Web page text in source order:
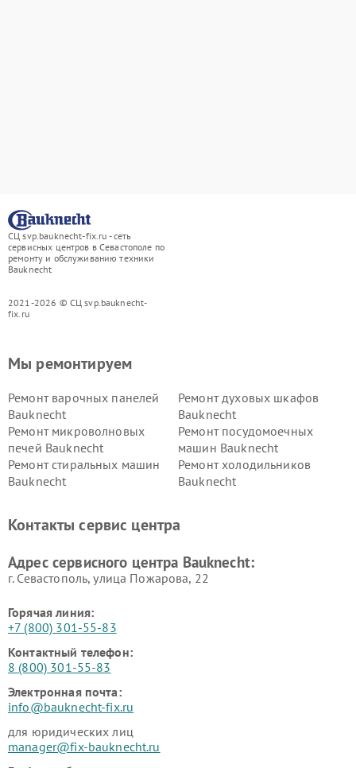
СЦ svp.bauknecht-fix.ru - сеть
сервисных центров в Севастополе по
ремонту и обслуживанию техники
Bauknecht
2021-2026 © СЦ svp.bauknecht-
fix.ru
Мы ремонтируем
Ремонт варочных панелей
Bauknecht
Ремонт духовых шкафов
Bauknecht
Ремонт микроволновых
печей Bauknecht
Ремонт посудомоечных
машин Bauknecht
Ремонт стиральных машин
Bauknecht
Ремонт холодильников
Bauknecht
Контакты сервис центра
Адрес сервисного центра Bauknecht:
г. Севастополь, улица Пожарова, 22
Горячая линия:
+7 (800) 301-55-83
Контактный телефон:
8 (800) 301-55-83
Электронная почта:
info@bauknecht-fix.ru
для юридических лиц
manager@fix-bauknecht.ru